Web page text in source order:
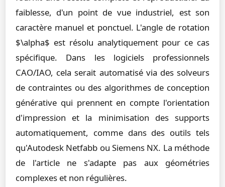
faiblesse, d'un point de vue industriel, est son
caractère manuel et ponctuel. L'angle de rotation
$\alpha$ est résolu analytiquement pour ce cas
spécifique. Dans les logiciels professionnels
CAO/IAO, cela serait automatisé via des solveurs
de contraintes ou des algorithmes de conception
générative qui prennent en compte l'orientation
d'impression et la minimisation des supports
automatiquement, comme dans des outils tels
qu'Autodesk Netfabb ou Siemens NX. La méthode
de l'article ne s'adapte pas aux géométries
complexes et non régulières.